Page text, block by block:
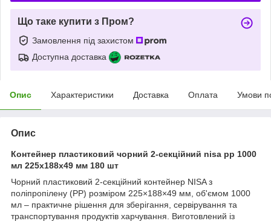
Що таке купити з Пром?
Замовлення під захистом
Доступна доставка
Опис Характеристики Доставка Оплата Умови
Опис
Контейнер пластиковий чорний 2-секційний nisa pp 1000
мл 225х188х49 мм 180 шт
Чорний пластиковий 2-секційний контейнер NISA з
поліпропілену (PP) розміром 225×188×49 мм, об'ємом 1000
мл – практичне рішення для зберігання, сервірування та
транспортування продуктів харчування. Виготовлений із